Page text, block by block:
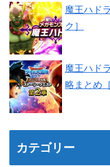
魔王ハド
ク］
魔王ハド
略まとめ
カテゴリー